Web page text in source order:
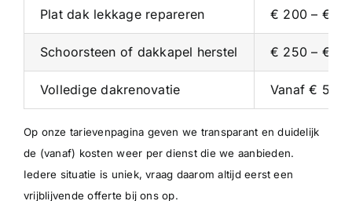
Plat dak lekkage repareren € 200 – €
Schoorsteen of dakkapel herstel € 250 – €
Volledige dakrenovatie Vanaf €
Op onze tarievenpagina geven we transparant en duidelijk
de (vanaf) kosten weer per dienst die we aanbieden.
Iedere situatie is uniek, vraag daarom altijd eerst een
vrijblijvende offerte bij ons op.